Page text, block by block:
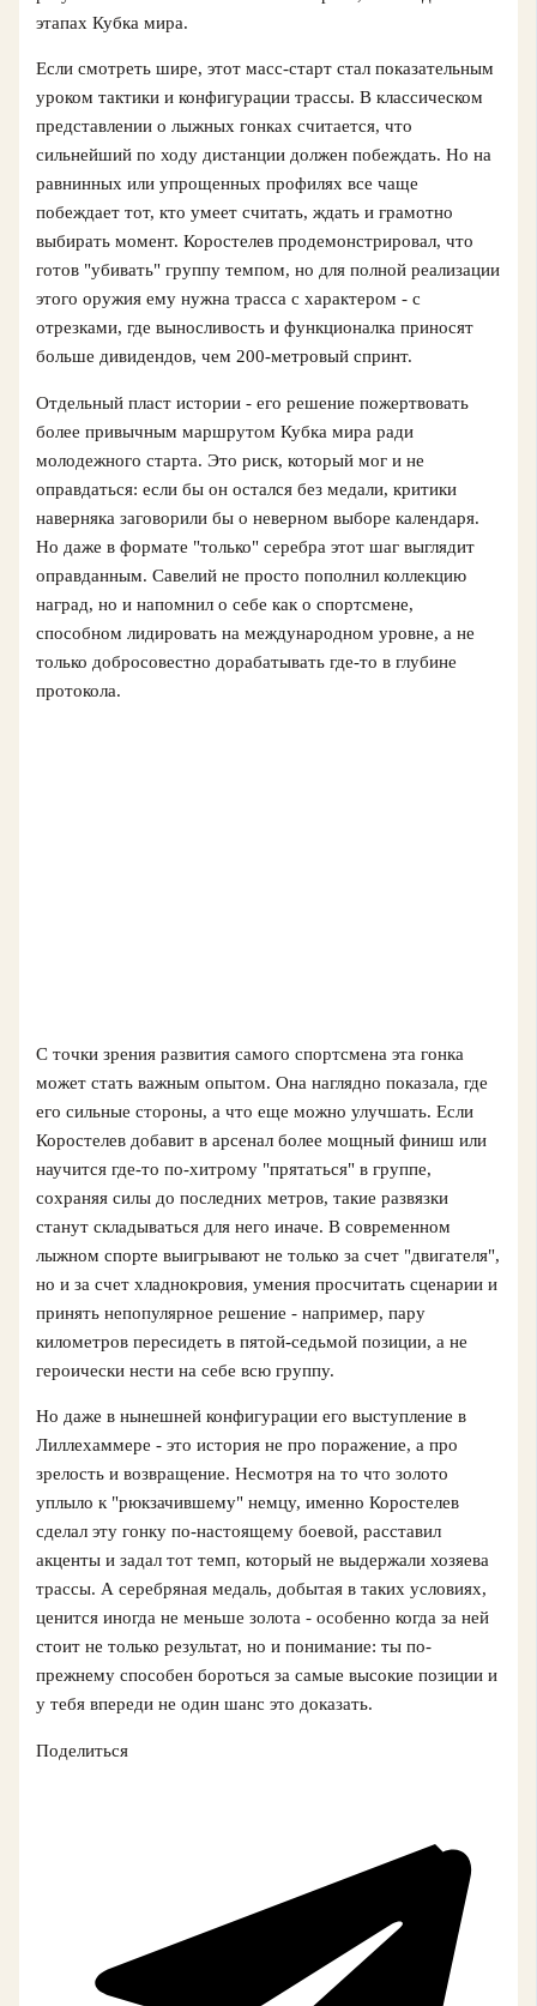
этапах Кубка мира.
Если смотреть шире, этот масс-старт стал показательным
уроком тактики и конфигурации трассы. В классическом
представлении о лыжных гонках считается, что
сильнейший по ходу дистанции должен побеждать. Но на
равнинных или упрощенных профилях все чаще
побеждает тот, кто умеет считать, ждать и грамотно
выбирать момент. Коростелев продемонстрировал, что
готов "убивать" группу темпом, но для полной реализации
этого оружия ему нужна трасса с характером - с
отрезками, где выносливость и функционалка приносят
больше дивидендов, чем 200-метровый спринт.
Отдельный пласт истории - его решение пожертвовать
более привычным маршрутом Кубка мира ради
молодежного старта. Это риск, который мог и не
оправдаться: если бы он остался без медали, критики
наверняка заговорили бы о неверном выборе календаря.
Но даже в формате "только" серебра этот шаг выглядит
оправданным. Савелий не просто пополнил коллекцию
наград, но и напомнил о себе как о спортсмене,
способном лидировать на международном уровне, а не
только добросовестно дорабатывать где-то в глубине
протокола.
С точки зрения развития самого спортсмена эта гонка
может стать важным опытом. Она наглядно показала, где
его сильные стороны, а что еще можно улучшать. Если
Коростелев добавит в арсенал более мощный финиш или
научится где-то по-хитрому "прятаться" в группе,
сохраняя силы до последних метров, такие развязки
станут складываться для него иначе. В современном
лыжном спорте выигрывают не только за счет "двигателя",
но и за счет хладнокровия, умения просчитать сценарии и
принять непопулярное решение - например, пару
километров пересидеть в пятой-седьмой позиции, а не
героически нести на себе всю группу.
Но даже в нынешней конфигурации его выступление в
Лиллехаммере - это история не про поражение, а про
зрелость и возвращение. Несмотря на то что золото
уплыло к "рюкзачившему" немцу, именно Коростелев
сделал эту гонку по-настоящему боевой, расставил
акценты и задал тот темп, который не выдержали хозяева
трассы. А серебряная медаль, добытая в таких условиях,
ценится иногда не меньше золота - особенно когда за ней
стоит не только результат, но и понимание: ты по-
прежнему способен бороться за самые высокие позиции и
у тебя впереди не один шанс это доказать.
Поделиться